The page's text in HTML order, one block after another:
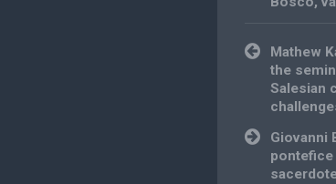
Post
navigation
Mathew
the
Salesian
Giovanni
pontefice